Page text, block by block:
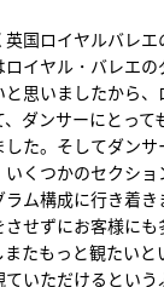
国ロイヤルバレエ
イヤル・バレエ
思いましたから
ダンサーにとっ
た。そしてダン
くつかのセクシ
ム構成に行き着き
せずにお客様に
たもっと観たい
いただけるという